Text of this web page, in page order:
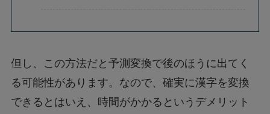
但し、この方法だと予測変換で後のほうに出てく
る可能性があります。なので、確実に漢字を変換
できるとはいえ、時間がかかるというデメリット